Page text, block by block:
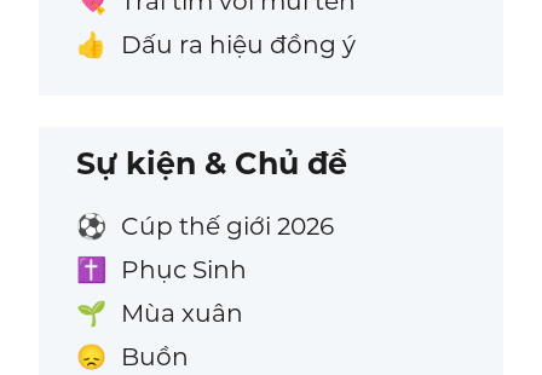
👍 Dấu ra hiệu đồng ý
Sự kiện & Chủ đề
⚽ Cúp thế giới 2026
✝️ Phục Sinh
🌱 Mùa xuân
😞 Buồn